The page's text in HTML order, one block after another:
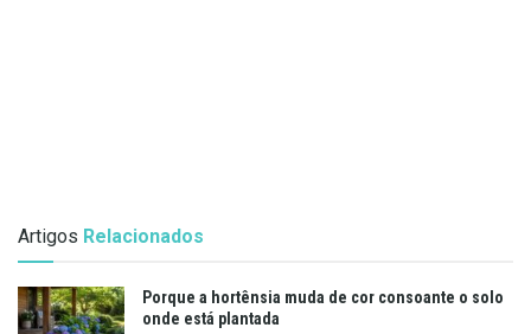
Artigos Relacionados
Porque a hortênsia muda de cor consoante o solo
onde está plantada